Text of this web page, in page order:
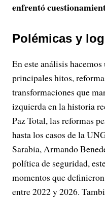
enfrentó
Polémicas y
En este análisis
principales hitos,
transformaciones que
izquierda en la historia
Paz Total, las reformas
hasta los casos de la
Sarabia, Armando
política de seguridad,
momentos que
entre 2022 y 2026.